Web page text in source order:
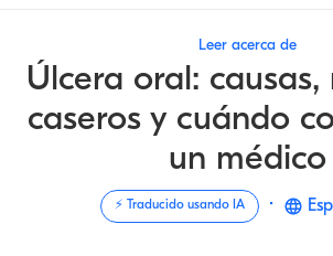
Leer acerca de
Úlcera oral: causas,
caseros y cuándo
un médico
⚡️ Traducido usando IA ·